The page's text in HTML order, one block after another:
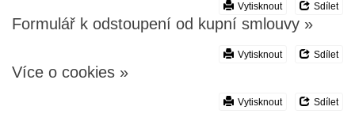
Sdílet
Vytisknout
Formulář k odstoupení od kupní smlouvy »
Sdílet
Vytisknout
Více o cookies »
Sdílet
Vytisknout